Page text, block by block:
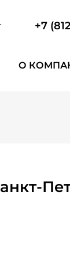
+7
О